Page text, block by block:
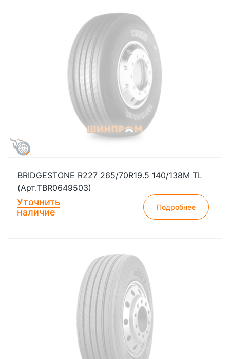
BRIDGESTONE R227 265/70R19.5 140/138M TL
(Арт.TBR0649503)
Уточнить
наличие
Подробнее